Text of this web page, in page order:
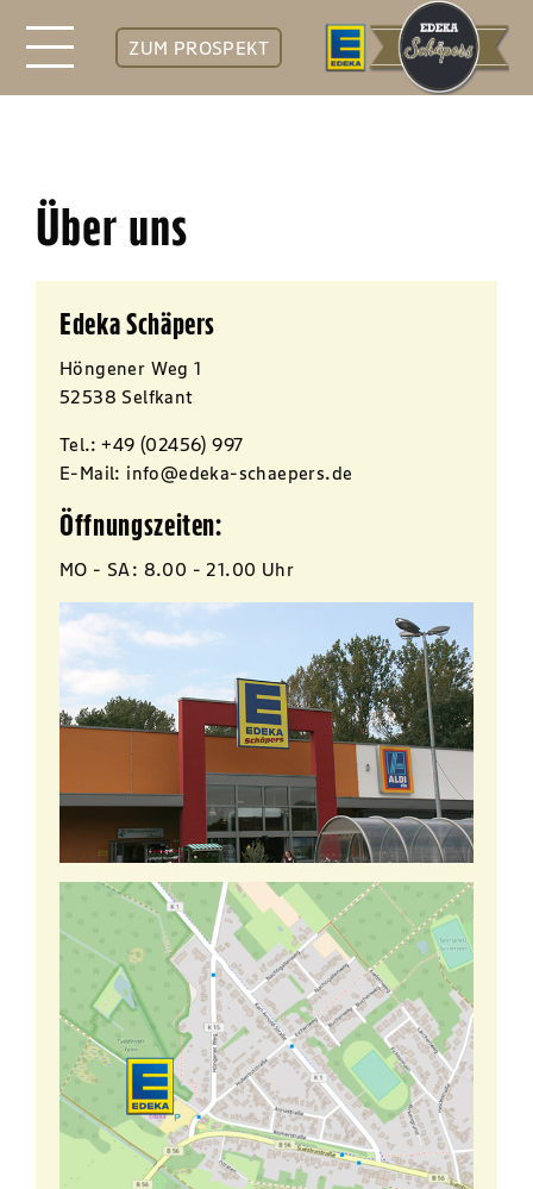
ZUM PROSPEKT
Über uns
Edeka Schäpers
Höngener Weg 1
52538 Selfkant
Tel.: +49 (02456) 997
E-Mail: info@edeka-schaepers.de
Öffnungszeiten:
MO - SA: 8.00 - 21.00 Uhr